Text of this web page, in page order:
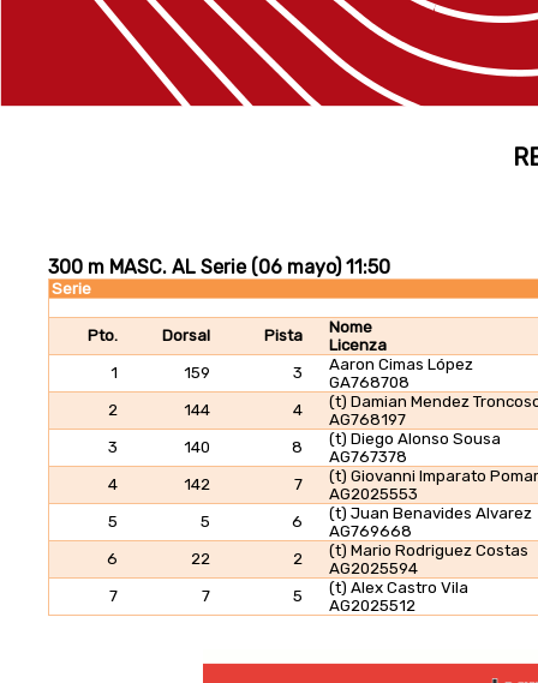
Serie
Pto. Dorsal Pista
Nome
Licenza
1
159 3
Aaron Cimas López
GA768708
2
144 4
(t) Damian Mendez
AG768197
3
140 8
(t) Diego Alonso Sousa
AG767378
4
142 7
(t) Giovanni Imparato
AG2025553
5
5 6
(t) Juan Benavides Alvarez
AG769668
6
22 2
(t) Mario Rodriguez Costas
AG2025594
7
7 5
(t) Alex Castro Vila
AG2025512
300 m MASC. AL Serie (06 mayo) 11:50